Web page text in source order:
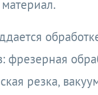
фрезерная
резка,